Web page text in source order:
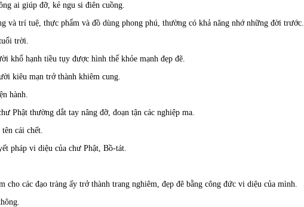
ai giúp đỡ, kẻ ngu si điên cuồng.
trí tuệ, thực phẩm và đồ dùng phong phú, thường có khả năng nhớ những đời trước.
trời.
khổ hạnh tiều tụy được hình thể khỏe mạnh đẹp đẽ.
kiêu mạn trở thành khiêm cung.
hành.
Phật thường dắt tay nâng đỡ, đoạn tận các nghiệp ma.
cái chết.
pháp vi diệu của chư Phật, Bồ-tát.
các đạo tràng ấy trở thành trang nghiêm, đẹp đẽ bằng công đức vi diệu của mình.